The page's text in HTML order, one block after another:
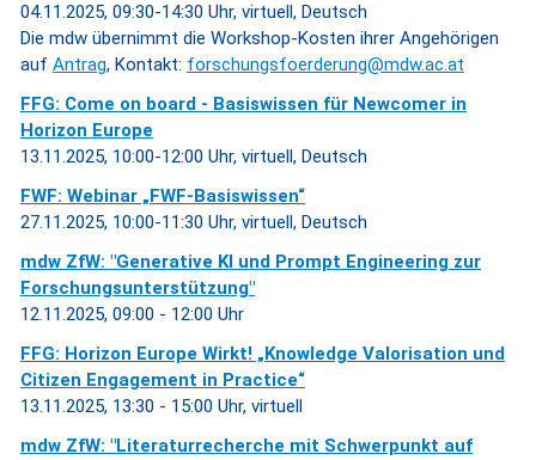
04.11.2025, 09:30-14:30 Uhr, virtuell, Deutsch
Die mdw übernimmt die Workshop-Kosten ihrer Angehörigen
auf Antrag, Kontakt: forschungsfoerderung@mdw.ac.at
FFG: Come on board - Basiswissen für Newcomer in
Horizon Europe
13.11.2025, 10:00-12:00 Uhr, virtuell, Deutsch
FWF: Webinar „FWF-Basiswissen“
27.11.2025, 10:00-11:30 Uhr, virtuell, Deutsch
mdw ZfW: "Generative KI und Prompt Engineering zur
Forschungsunterstützung"
12.11.2025, 09:00 - 12:00 Uhr
FFG: Horizon Europe Wirkt! „Knowledge Valorisation und
Citizen Engagement in Practice“
13.11.2025, 13:30 - 15:00 Uhr, virtuell
mdw ZfW: "Literaturrecherche mit Schwerpunkt auf